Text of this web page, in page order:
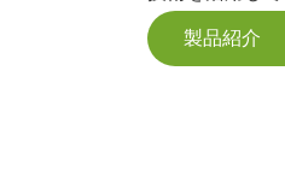
製品紹介